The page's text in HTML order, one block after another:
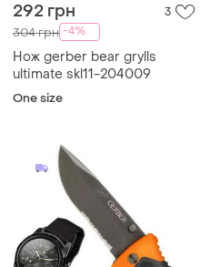
292 грн 3
304 грн -4%
Нож gerber bear grylls
ultimate skl11-204009
One size